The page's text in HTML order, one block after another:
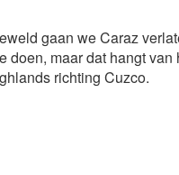
gaan we Caraz
doen, maar dat hangt
richting Cuzco.